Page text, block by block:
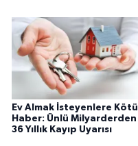
Ev Almak İsteyenlere Kötü
Haber: Ünlü Milyarderden
36 Yıllık Kayıp Uyarısı